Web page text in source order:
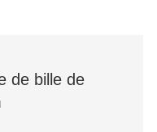
de bille de